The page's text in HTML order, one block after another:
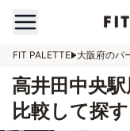
FIT PALETTE 大阪府のパ
高井田中央
比較して探す